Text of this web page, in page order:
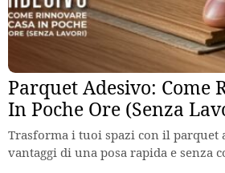
Parquet Adesivo: Come
In Poche Ore (Senza
Trasforma i tuoi spazi con il parquet
vantaggi di una posa rapida e senza